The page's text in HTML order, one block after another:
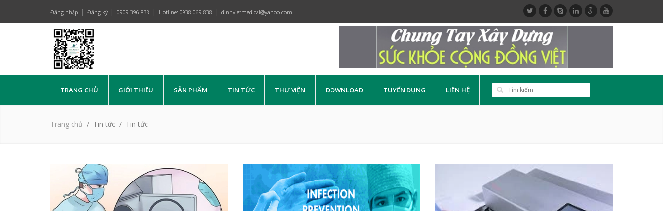
Đăng nhập Đăng ký 0909.396.838 Hotline: 0938.069.838 dinhvietmedical@yahoo.com
TRANG CHỦ GIỚI THIỆU SẢN PHẨM TIN TỨC THƯ VIỆN DOWNLOAD TUYỂN DỤNG LIÊN HỆ
Trang chủ Tin tức Tin tức